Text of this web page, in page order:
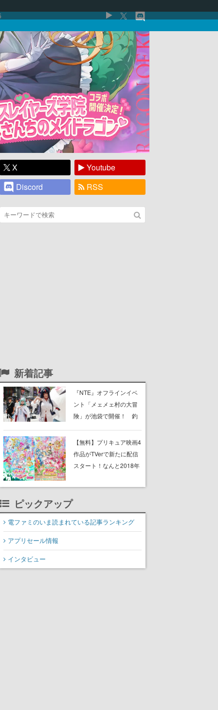
X
Youtube
Discord
RSS
新着記事
『NTE』オフラインイベ
ント「メェメェ村の大冒
険」が池袋で開催！ 釣
と影鬼ごっこが楽しめる
【無料】プリキュア映画4
作品がTVerで新たに配信
スタート！なんと2018年
てが見放題に、ぶっちゃ
プ
ピックアップ
電ファミのいま読まれている記事ランキング
アプリセール情報
インタビュー